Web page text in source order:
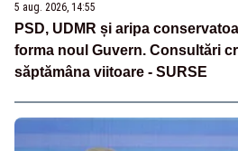
5 aug. 2026, 14:55
PSD, UDMR și aripa
forma noul Guvern. Consultări
săptămâna viitoare - SURSE